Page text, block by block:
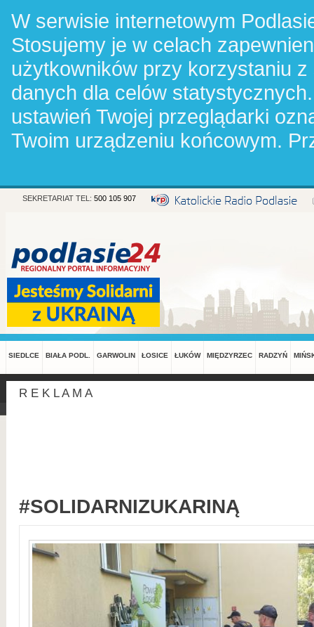
W serwisie internetowym
Stosujemy je w celach
użytkowników przy korzystaniu
danych dla celów
ustawień Twojej przeglądarki
Twoim urządzeniu końcowym.
SEKRETARIAT TEL: 500 105 907
SIEDLCE BIAŁA PODL. GARWOLIN ŁOSICE ŁUKÓW MIĘDZYRZEC RADZYŃ
R E K L A M A
#SOLIDARNIZUKARINĄ